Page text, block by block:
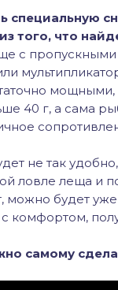
специальную
того, что
с
40 г, а сама
не так
ловле леща и
можно будет
комфортом,
самому